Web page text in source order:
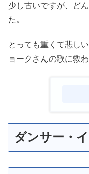
少し古いですが、ど
た。
とっても重くて悲し
ョークさんの歌に救わ
ダンサー・